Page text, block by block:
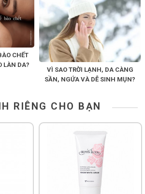
CHẾT
LÀN DA?
VÌ SAO TRỜI LẠNH, DA CÀNG
SẦN, NGỨA VÀ DỄ SINH MỤN?
RIÊNG CHO BẠN